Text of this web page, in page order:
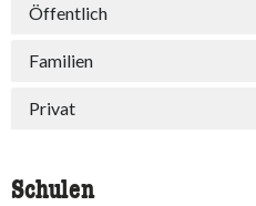
Öffentlich
Familien
Privat
Schulen